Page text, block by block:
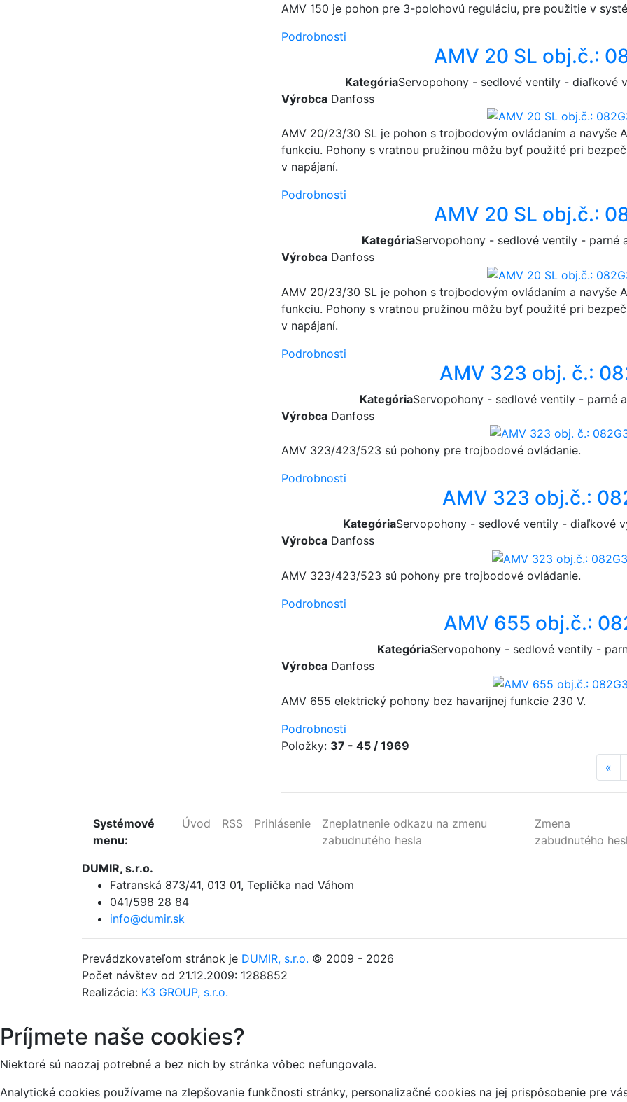
AMV 150 je pohon pre 3-polohovú reguláciu, pre použitie v
Podrobnosti
AMV 20 SL obj.č.:
KategóriaServopohony - sedlové ventily - diaľkové
Výrobca Danfoss
AMV 20/23/30 SL je pohon s trojbodovým ovládaním a navyše
funkciu. Pohony s vratnou pružinou môžu byť použité pri
v napájaní.
Podrobnosti
AMV 20 SL obj.č.:
KategóriaServopohony - sedlové ventily - parné
Výrobca Danfoss
AMV 20/23/30 SL je pohon s trojbodovým ovládaním a navyše
funkciu. Pohony s vratnou pružinou môžu byť použité pri
v napájaní.
Podrobnosti
AMV 323 obj. č.:
KategóriaServopohony - sedlové ventily - parné
Výrobca Danfoss
AMV 323/423/523 sú pohony pre trojbodové ovládanie.
Podrobnosti
AMV 323 obj.č.:
KategóriaServopohony - sedlové ventily - diaľkové
Výrobca Danfoss
AMV 323/423/523 sú pohony pre trojbodové ovládanie.
Podrobnosti
AMV 655 obj.č.:
KategóriaServopohony - sedlové ventily -
Výrobca Danfoss
AMV 655 elektrický pohony bez havarijnej funkcie 230 V.
Podrobnosti
Položky: 37 - 45 / 1969
«
Systémové
menu:
Úvod RSS Prihlásenie
Zneplatnenie odkazu na zmenu
zabudnutého hesla
Zmena
zabudnutého
DUMIR, s.r.o.
Fatranská 873/41, 013 01, Teplička nad Váhom
041/598 28 84
info@dumir.sk
Prevádzkovateľom stránok je DUMIR, s.r.o. © 2009 - 2026
Počet návštev od 21.12.2009: 1288852
Realizácia: K3 GROUP, s.r.o.
Príjmete naše cookies?
Niektoré sú naozaj potrebné a bez nich by stránka vôbec nefungovala.
Analytické cookies používame na zlepšovanie funkčnosti stránky, personalizačné cookies na jej prispôsobenie pre